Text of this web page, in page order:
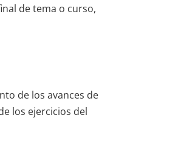
de tema o curso,
de los avances de
los ejercicios del